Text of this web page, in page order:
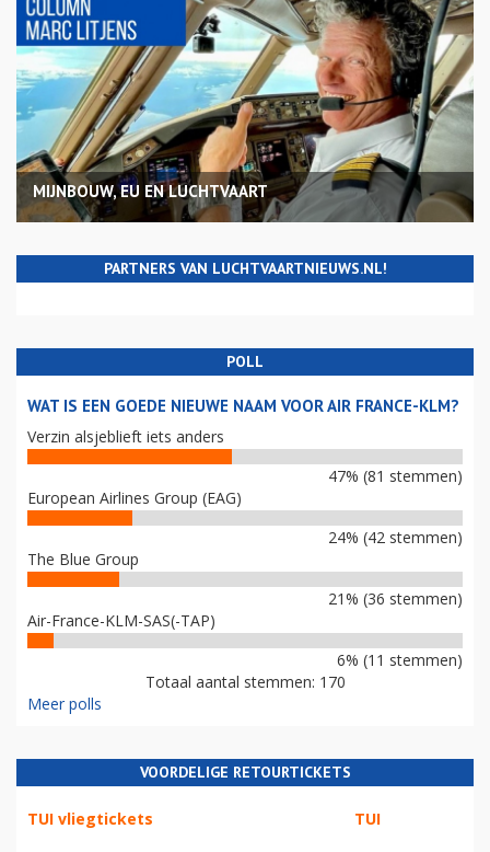
MIJNBOUW, EU EN LUCHTVAART
PARTNERS VAN LUCHTVAARTNIEUWS.NL!
POLL
WAT IS EEN GOEDE NIEUWE NAAM VOOR AIR FRANCE-KLM?
Verzin alsjeblieft iets anders
47% (81 stemmen)
European Airlines Group (EAG)
24% (42 stemmen)
The Blue Group
21% (36 stemmen)
Air-France-KLM-SAS(-TAP)
6% (11 stemmen)
Totaal aantal stemmen: 170
Meer polls
VOORDELIGE RETOURTICKETS
TUI vliegtickets TUI